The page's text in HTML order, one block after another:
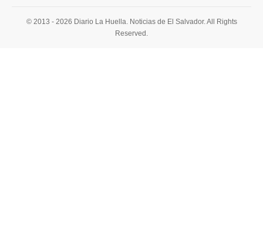
© 2013 - 2026 Diario La Huella. Noticias de El Salvador. All Rights
Reserved.